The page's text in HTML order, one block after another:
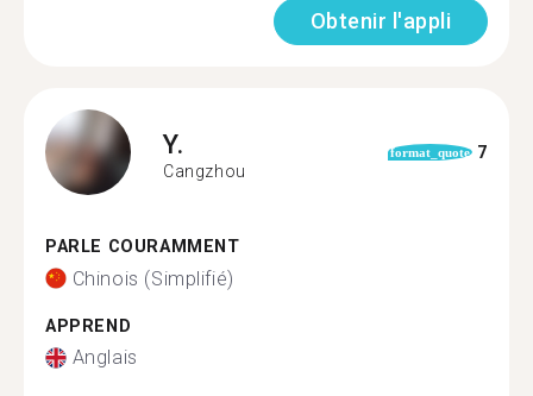
Obtenir l'appli
Y.
Cangzhou
format_quote 7
PARLE COURAMMENT
Chinois (Simplifié)
APPREND
Anglais